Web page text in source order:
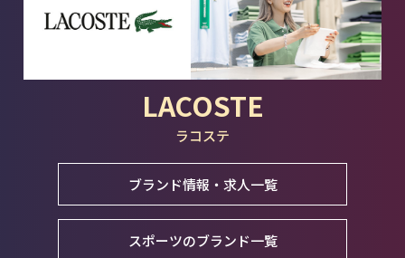
LACOSTE
ラコステ
ブランド情報・求人一覧
スポーツのブランド一覧